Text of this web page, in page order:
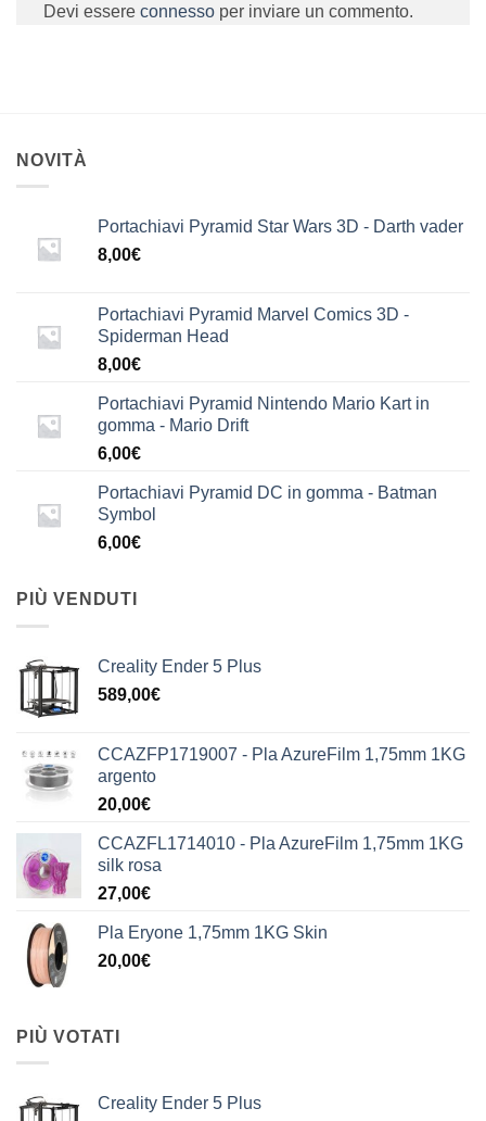
Devi essere connesso per inviare un commento.
NOVITÀ
Portachiavi Pyramid Star Wars 3D - Darth vader
8,00€
Portachiavi Pyramid Marvel Comics 3D -
Spiderman Head
8,00€
Portachiavi Pyramid Nintendo Mario Kart in
gomma - Mario Drift
6,00€
Portachiavi Pyramid DC in gomma - Batman
Symbol
6,00€
PIÙ VENDUTI
Creality Ender 5 Plus
589,00€
CCAZFP1719007 - Pla AzureFilm 1,75mm 1KG
argento
20,00€
CCAZFL1714010 - Pla AzureFilm 1,75mm 1KG
silk rosa
27,00€
Pla Eryone 1,75mm 1KG Skin
20,00€
PIÙ VOTATI
Creality Ender 5 Plus